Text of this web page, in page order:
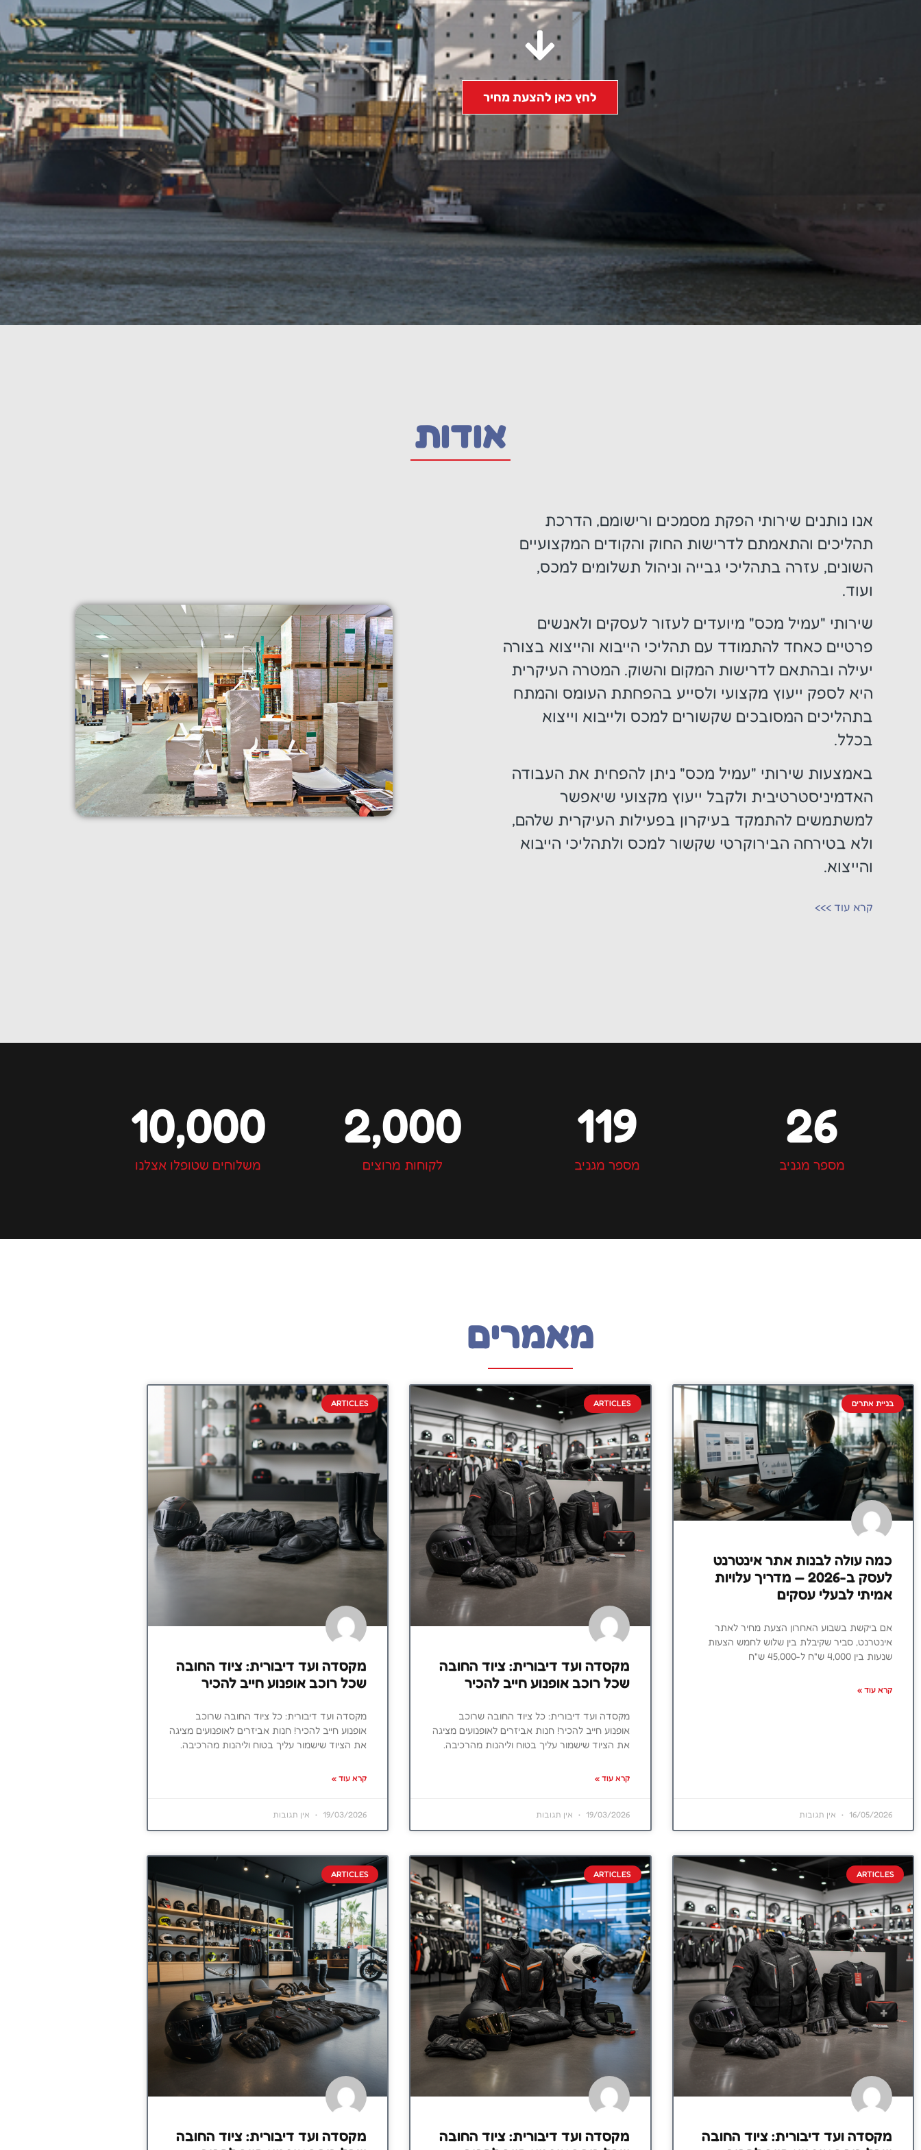
לחץ כאן להצעת מחיר
אודות
אנו נותנים שירותי הפקת מסמכים ורישומם, הדרכת
תהליכים והתאמתם לדרישות החוק והקודים המקצועיים
השונים, עזרה בתהליכי גבייה וניהול תשלומים למכס,
ועוד.
שירותי "עמיל מכס" מיועדים לעזור לעסקים ולאנשים
פרטיים כאחד להתמודד עם תהליכי הייבוא והייצוא בצורה
יעילה ובהתאם לדרישות המקום והשוק. המטרה העיקרית
היא לספק ייעוץ מקצועי ולסייע בהפחתת העומס והמתח
בתהליכים המסובכים שקשורים למכס ולייבוא וייצוא
בכלל.
באמצעות שירותי "עמיל מכס" ניתן להפחית את העבודה
האדמיניסטרטיבית ולקבל ייעוץ מקצועי שיאפשר
למשתמשים להתמקד בעיקרון בפעילות העיקרית שלהם,
ולא בטירחה הבירוקרטי שקשור למכס ולתהליכי הייבוא
והייצוא.
קרא עוד >>>
מספר מגניב
26
מספר מגניב
119
לקוחות מרוצים
2,000
משלוחים שטופלו אצלנו
10,000
מאמרים
בניית אתרים
כמה עולה לבנות אתר אינטרנט
לעסק ב-2026 — מדריך עלויות
אמיתי לבעלי עסקים
אם ביקשת בשבוע האחרון הצעת מחיר לאתר
אינטרנט, סביר שקיבלת בין שלוש לחמש הצעות
שנעות בין 4,000 ש"ח ל-45,000 ש"ח
קרא עוד »
16/05/2026 אין תגובות
ARTICLES
מקסדה ועד דיבורית: ציוד החובה
שכל רוכב אופנוע חייב להכיר
מקסדה ועד דיבורית: כל ציוד החובה שרוכב
אופנוע חייב להכיר! חנות אביזרים לאופנועים מציגה
את הציוד שישמור עליך בטוח וליהנות מהרכיבה.
קרא עוד »
19/03/2026 אין תגובות
ARTICLES
מקסדה ועד דיבורית: ציוד החובה
שכל רוכב אופנוע חייב להכיר
מקסדה ועד דיבורית: כל ציוד החובה שרוכב
אופנוע חייב להכיר! חנות אביזרים לאופנועים מציגה
את הציוד שישמור עליך בטוח וליהנות מהרכיבה.
קרא עוד »
19/03/2026 אין תגובות
ARTICLES
מקסדה ועד דיבורית: ציוד החובה
ARTICLES
מקסדה ועד דיבורית: ציוד החובה
ARTICLES
מקסדה ועד דיבורית: ציוד החובה